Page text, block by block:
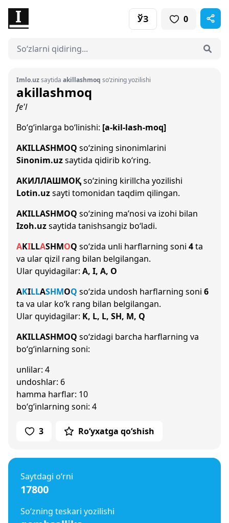
ЎЗ 0
Imlo.uzsaytida akillashmoq so‘zining yozilishi
akillashmoq
fe'l
Bo‘g‘inlarga bo‘linishi: [a-kil-lash-moq]
AKILLASHMOQ so‘zining sinonimlarini
Sinonim.uzsaytida qidirib ko‘ring.
АКИЛЛАШМОҚso‘zining kirillcha yozilishi
Lotin.uzsayti tomonidan taqdim qilingan.
AKILLASHMOQ so‘zining ma’nosi va izohi bilan
Izoh.uzsaytida tanishsangiz bo‘ladi.
AKILLASHMOQ so‘zida unli harflarning soni 4ta
va ular qizil rang bilan belgilangan.
Ular quyidagilar: A, I, A, O
AKILLASHMOQ so‘zida undosh harflarning soni 6
ta va ular ko‘k rang bilan belgilangan.
Ular quyidagilar: K, L, L, SH, M, Q
AKILLASHMOQ so‘zidagi barcha harflarning va
bo‘g‘inlarning soni:
unlilar: 4
undoshlar: 6
hamma harflar: 10
bo‘g‘inlarning soni: 4
3 Ro‘yxatga qo‘shish
Saytdagi o‘rni
17800
So‘zning teskari yozilishi